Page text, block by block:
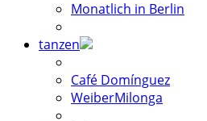
Monatlich in Berlin
tanzen
Café Domínguez
WeiberMilonga